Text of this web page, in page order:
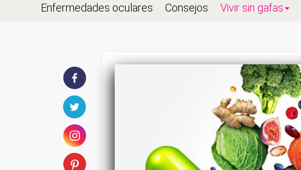
Enfermedades oculares Consejos Vivir sin gafas